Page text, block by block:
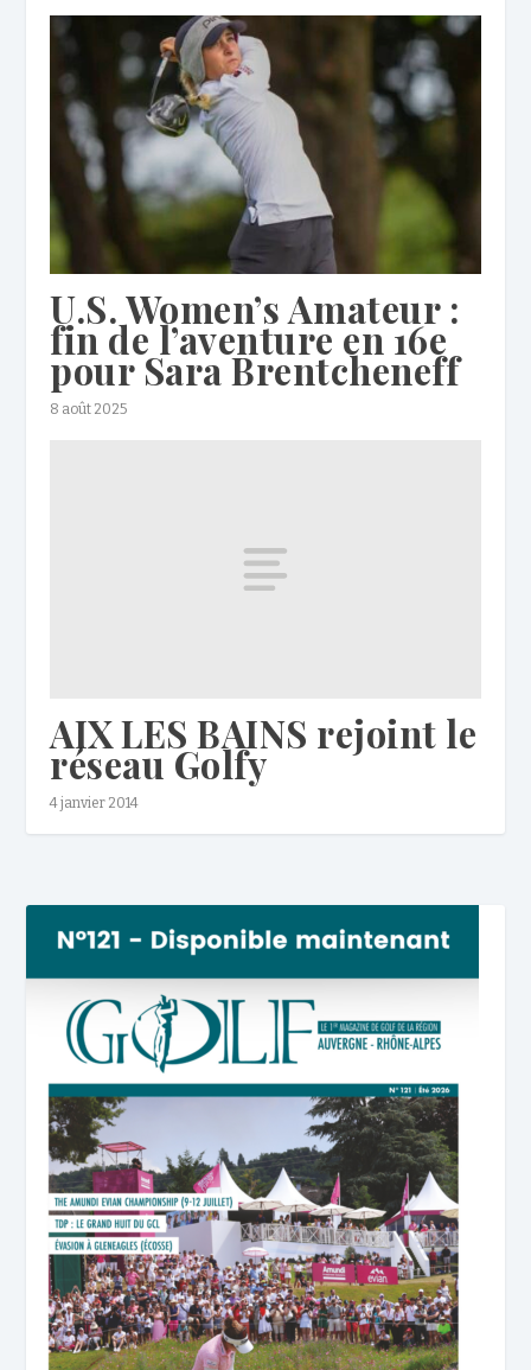
U.S. Women’s Amateur :
fin de l’aventure en 16e
pour Sara Brentcheneff
8 août 2025
AIX LES BAINS rejoint le
réseau Golfy
4 janvier 2014